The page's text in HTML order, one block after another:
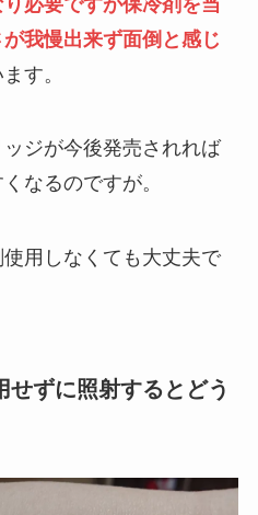
我慢出来ず面倒と感じ
す。
ジが今後発売されれば
なるのですが。
用しなくても大丈夫で
せずに照射するとどう